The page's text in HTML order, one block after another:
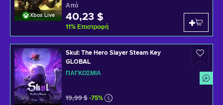
Xbox Live
Από
40,23 $
11% Επιστροφή
Skul: The Hero Slayer Steam Key
GLOBAL
ΠΑΓΚΌΣΜΙΑ
19,99 $ -75%